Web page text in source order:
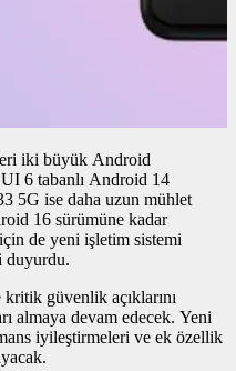
iki büyük Android
6 tabanlı Android 14
5G ise daha uzun mühlet
16 sürümüne kadar
de yeni işletim sistemi
duyurdu.
güvenlik açıklarını
almaya devam edecek. Yeni
iyileştirmeleri ve ek özellik